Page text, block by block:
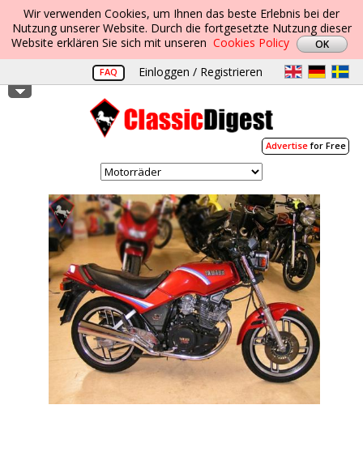
Wir verwenden Cookies, um Ihnen das beste Erlebnis bei der
Nutzung unserer Website. Durch die fortgesetzte Nutzung dieser
Website erklären Sie sich mit unseren Cookies Policy
FAQ Einloggen / Registrieren
Advertisefor Free